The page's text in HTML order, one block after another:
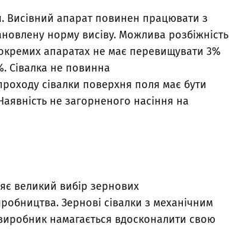
Висівний апарат повинен працювати з
норму висіву. Можлива розбіжність
апаратах не має перевищувати 3%
Сівалка не повинна
сівалки поверхня поля має бути
не загорненого насіння на
великий вибір зернових
Зернові сівалки з механічним
намагається вдосконалити свою